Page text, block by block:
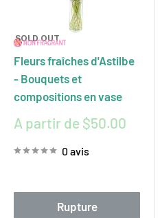
SOLD OUT
Fleurs fraîches d'Astilbe
- Bouquets et
compositions en vase
Prix
réduit
A partir de $50.00
0 avis
Rupture